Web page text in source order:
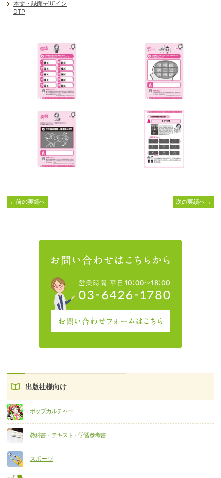
出版社様向け
ポップカルチャー
教科書・テキスト・学習参考書
スポーツ
本文・誌面デザイン
DTP
←前の実績へ 次の実績へ→